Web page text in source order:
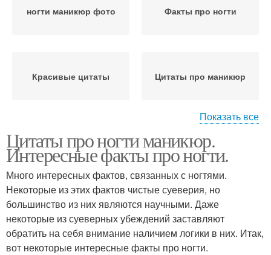
ногти маникюр фото Факты про ногти
Красивые цитаты Цитаты про маникюр
Цитаты из книги Статусы про ногти
Статус про ногти Прикольные цитаты
Показать все
Цитаты про ногти маникюр.
Интересные факты про ногти.
Много интересных фактов, связанных с ногтями.
Некоторые из этих фактов чистые суеверия, но
большинство из них являются научными. Даже
некоторые из суеверных убеждений заставляют
обратить на себя внимание наличием логики в них. Итак,
вот некоторые интересные факты про ногти.